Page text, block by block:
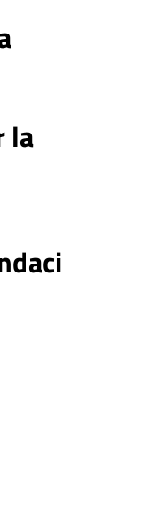
la